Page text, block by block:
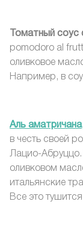
Томатный
pomodoro al
оливковое
Например, в
Аль аматричана
в честь своей
Лацио-
оливковом
итальянские
Все это